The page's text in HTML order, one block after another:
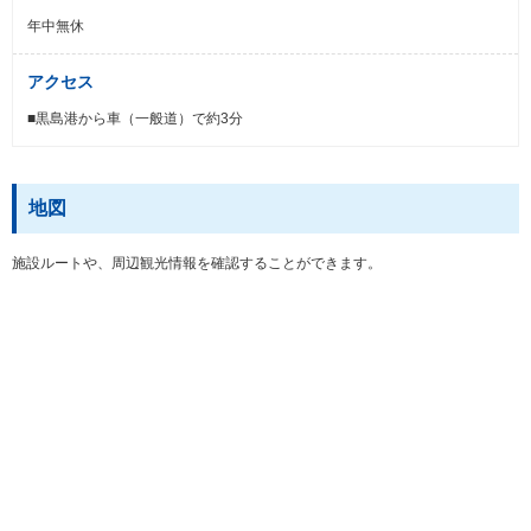
年中無休
アクセス
■黒島港から車（一般道）で約3分
地図
施設ルートや、周辺観光情報を確認することができます。